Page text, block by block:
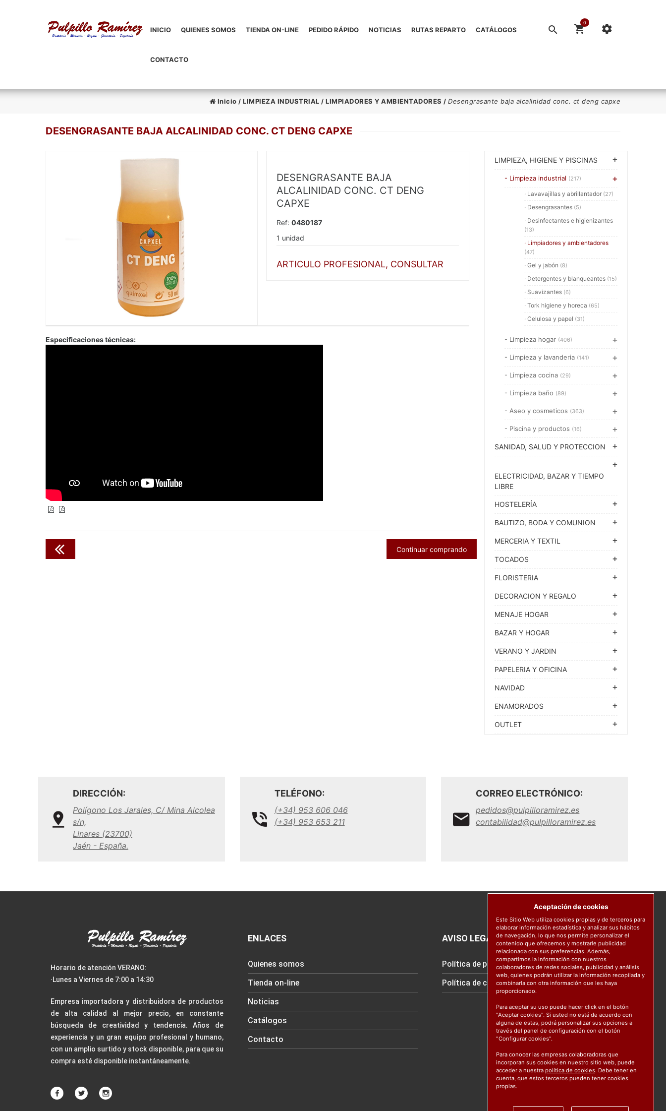
0
INICIO QUIENES SOMOS TIENDA ON-LINE PEDIDO RÁPIDO NOTICIAS RUTAS REPARTO CATÁLOGOS
CONTACTO
Inicio / LIMPIEZA INDUSTRIAL / LIMPIADORES Y AMBIENTADORES / Desengrasante baja alcalinidad conc. ct deng capxe
DESENGRASANTE BAJA ALCALINIDAD CONC. CT DENG CAPXE
LIMPIEZA, HIGIENE Y PISCINAS
- Limpieza industrial (217)
· Lavavajillas y abrillantador (27)
· Desengrasantes (5)
· Desinfectantes e higienizantes
(13)
· Limpiadores y ambientadores
(47)
· Gel y jabón (8)
· Detergentes y blanqueantes (15)
· Suavizantes (6)
· Tork higiene y horeca (65)
· Celulosa y papel (31)
- Limpieza hogar (406)
- Limpieza y lavanderia (141)
- Limpieza cocina (29)
- Limpieza baño (89)
- Aseo y cosmeticos (363)
- Piscina y productos (16)
SANIDAD, SALUD Y PROTECCION
ELECTRICIDAD, BAZAR Y TIEMPO
LIBRE
HOSTELERÍA
BAUTIZO, BODA Y COMUNION
MERCERIA Y TEXTIL
TOCADOS
FLORISTERIA
DECORACION Y REGALO
MENAJE HOGAR
BAZAR Y HOGAR
VERANO Y JARDIN
PAPELERIA Y OFICINA
NAVIDAD
ENAMORADOS
OUTLET
DESENGRASANTE BAJA
ALCALINIDAD CONC. CT DENG
CAPXE
Ref: 0480187
1 unidad
ARTICULO PROFESIONAL, CONSULTAR
Especificaciones técnicas:
Continuar comprando
DIRECCIÓN:
Polígono Los Jarales, C/ Mina Alcolea
s/n,
Linares (23700)
Jaén - España.
TELÉFONO:
(+34) 953 606 046
(+34) 953 653 211
CORREO ELECTRÓNICO:
pedidos@pulpilloramirez.es
contabilidad@pulpilloramirez.es
Horario de atención VERANO:
·Lunes a Viernes de 7:00 a 14:30
Empresa importadora y distribuidora de productos
de alta calidad al mejor precio, en constante
búsqueda de creatividad y tendencia. Años de
experiencia y un gran equipo profesional y humano,
con un amplio surtido y stock disponible, para que su
compra esté disponible instantáneamente.
ENLACES
Quienes somos
Tienda on-line
Noticias
Catálogos
Contacto
AVISO LEGAL
Política de protección de datos
Política de cookies
Aceptación de cookies
Este Sitio Web utiliza cookies propias y de terceros para
elaborar información estadística y analizar sus hábitos
de navegación, lo que nos permite personalizar el
contenido que ofrecemos y mostrarle publicidad
relacionada con sus preferencias. Además,
compartimos la información con nuestros
colaboradores de redes sociales, publicidad y análisis
web, quienes podrán utilizar la información recopilada y
combinarla con otra información que les haya
proporcionado.
Para aceptar su uso puede hacer click en el botón
"Aceptar cookies". Si usted no está de acuerdo con
alguna de estas, podrá personalizar sus opciones a
través del panel de configuración con el botón
"Configurar cookies".
Para conocer las empresas colaboradoras que
incorporan sus cookies en nuestro sitio web, puede
acceder a nuestra política de cookies. Debe tener en
cuenta, que estos terceros pueden tener cookies
propias.